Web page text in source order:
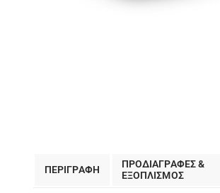
ΠΕΡΙΓΡΑΦΗ
ΠΡΟΔΙΑΓΡΑΦΕΣ &
EΞΟΠΛΙΣΜΟΣ